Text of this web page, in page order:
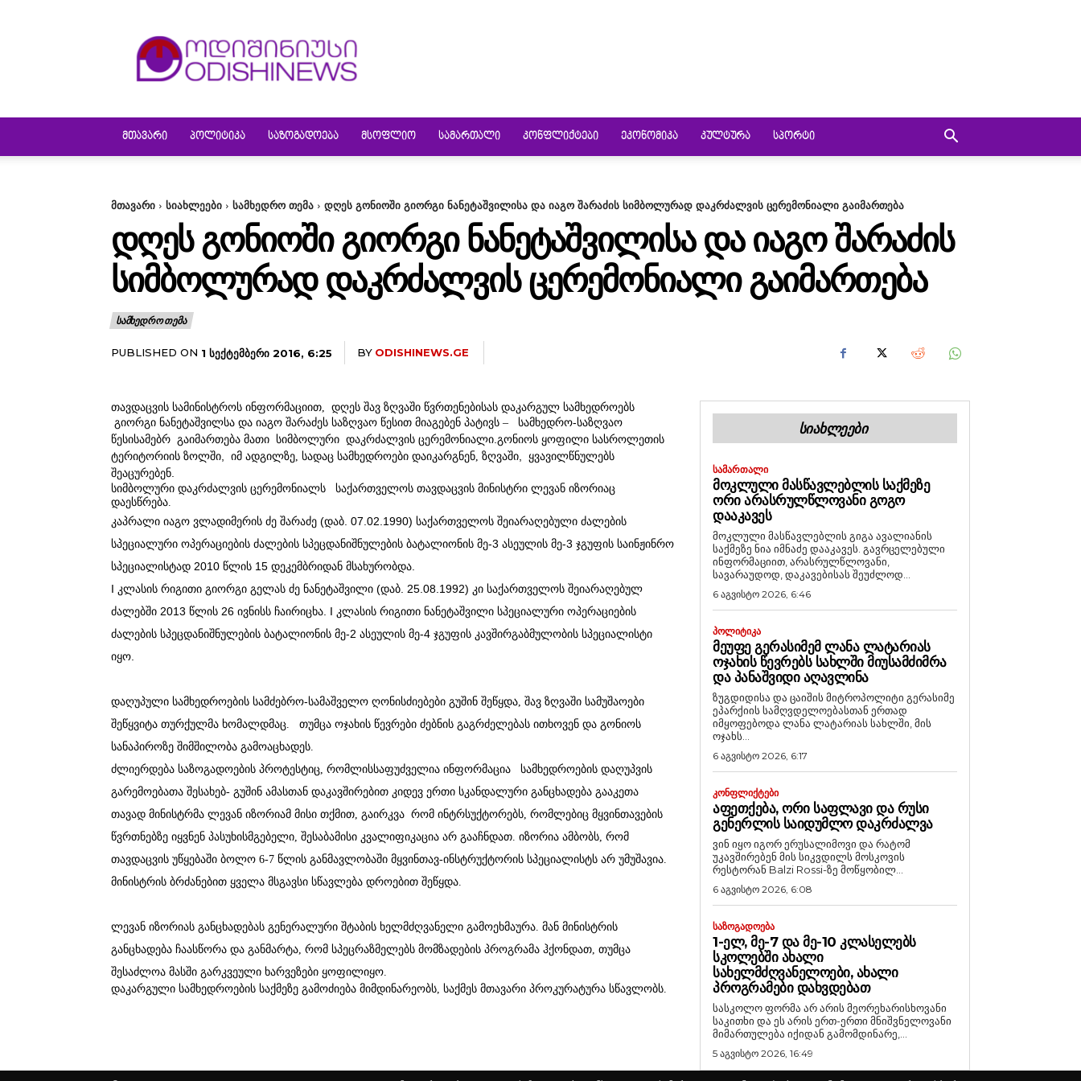
ᲛᲗᲐᲕᲐᲠᲘ ᲞᲝᲚᲘᲢᲘᲙᲐ ᲡᲐᲖᲝᲒᲐᲓᲝᲔᲑᲐ ᲛᲡᲝᲤᲚᲘᲝ ᲡᲐᲛᲐᲠᲗᲐᲚᲘ ᲙᲝᲜᲤᲚᲘᲥᲢᲔᲑᲘ ᲔᲙᲝᲜᲝᲛᲘᲙᲐ ᲙᲣᲚᲢᲣᲠᲐ ᲡᲞᲝᲠᲢᲘ
მთავარი სიახლეები სამხედრო თემა დღეს გონიოში გიორგი ნანეტაშვილისა და იაგო შარაძის სიმბოლურად დაკრძალვის ცერემონიალი გაიმართება
ᲓᲦᲔᲡ ᲒᲝᲜᲘᲝᲨᲘ ᲒᲘᲝᲠᲒᲘ ᲜᲐᲜᲔᲢᲐᲨᲕᲘᲚᲘᲡᲐ ᲓᲐ ᲘᲐᲒᲝ ᲨᲐᲠᲐᲫᲘᲡ
ᲡᲘᲛᲑᲝᲚᲣᲠᲐᲓ ᲓᲐᲙᲠᲫᲐᲚᲕᲘᲡ ᲪᲔᲠᲔᲛᲝᲜᲘᲐᲚᲘ ᲒᲐᲘᲛᲐᲠᲗᲔᲑᲐ
ᲡᲐᲛᲮᲔᲓᲠᲝ ᲗᲔᲛᲐ
PUBLISHED ON 1 ᲡᲔᲥᲢᲔᲛᲑᲔᲠᲘ 2016, 6:25 BY ODISHINEWS.GE
თავდაცვის სამინისტროს ინფორმაციით, დღეს შავ ზღვაში წვრთენებისას დაკარგულ სამხედროებს
გიორგი ნანეტაშვილსა და იაგო შარაძეს საზღვაო წესით მიაგებენ პატივს –
სამხედრო-საზღვაო
წესისამებრ გაიმართება მათი სიმბოლური დაკრძალვის ცერემონიალი გონიოს ყოფილი სასროლეთის
ტერიტორიის ზოლში,
იმ ადგილზე, სადაც სამხედროები დაიკარგნენ, ზღვაში
ყვავილწნულებს
შეაცურებენ.
სიმბოლური დაკრძალვის ცერემონიალს საქართველოს თავდაცვის მინისტრი ლევან იზორიაც
დაესწრება.
კაპრალი იაგო ვლადიმერის ძე შარაძე (დაბ. 07.02.1990) საქართველოს შეიარაღებული ძალების
სპეციალური ოპერაციების ძალების სპეცდანიშნულების ბატალიონის მე-3 ასეულის მე-3 ჯგუფის საინჟინრო
სპეციალისტად 2010 წლის 15 დეკემბრიდან მსახურობდა.
I კლასის რიგითი გიორგი გელას ძე ნანეტაშვილი (დაბ. 25.08.1992) კი საქართველოს შეიარაღებულ
ძალებში 2013 წლის 26 ივნისს ჩაირიცხა. I კლასის რიგითი ნანეტაშვილი სპეციალური ოპერაციების
ძალების სპეცდანიშნულების ბატალიონის მე-2 ასეულის მე-4 ჯგუფის კავშირგაბმულობის სპეციალისტი
იყო.
დაღუპული სამხედროების სამძებრო-სამაშველო ღონისძიებები გუშინ შეწყდა, შავ ზღვაში სამუშაოები
შეწყვიტა თურქულმა ხომალდმაც.
თუმცა ოჯახის წევრები ძებნის გაგრძელებას ითხოვენ და გონიოს
სანაპიროზე შიმშილობა გამოაცხადეს.
ძლიერდება საზოგადოების პროტესტიც, რომლისსაფუძველია ინფორმაცია სამხედროების დაღუპვის
გარემოებათა შესახებ- გუშინ ამასთან დაკავშირებით კიდევ ერთი სკანდალური განცხადება გააკეთა
თავად მინისტრმა ლევან იზორიამ მისი თქმით, გაირკვა რომ ინტრსუქტორებს, რომლებიც მყვინთავების
წვრთნებზე იყვნენ პასუხისმგებელი, შესაბამისი კვალიფიკაცია არ გააჩნდათ. იზორია ამბობს, რომ
თავდაცვის უწყებაში ბოლო 6-7 წლის განმავლობაში მყვინთავ-ინსტრუქტორის სპეციალისტს არ უმუშავია.
მინისტრის ბრძანებით ყველა მსგავსი სწავლება დროებით შეწყდა.
ლევან იზორიას განცხადებას გენერალური შტაბის ხელმძღვანელი გამოეხმაურა. მან მინისტრის
განცხადება ჩაასწორა და განმარტა, რომ სპეცრაზმელებს მომზადების პროგრამა ჰქონდათ, თუმცა
შესაძლოა მასში გარკვეული ხარვეზები ყოფილიყო.
დაკარგული სამხედროების საქმეზე გამოძიება მიმდინარეობს, საქმეს მთავარი პროკურატურა სწავლობს.
ᲡᲘᲐᲮᲚᲔᲔᲑᲘ
ᲡᲐᲛᲐᲠᲗᲐᲚᲘ
ᲛᲝᲙᲚᲣᲚᲘ ᲛᲐᲡᲬᲐᲕᲚᲔᲑᲚᲘᲡ ᲡᲐᲥᲛᲔᲖᲔ
ᲝᲠᲘ ᲐᲠᲐᲡᲠᲣᲚᲬᲚᲝᲕᲐᲜᲘ ᲒᲝᲒᲝ
ᲓᲐᲐᲙᲐᲕᲔᲡ
მოკლული მასწავლებლის გიგა ავალიანის
საქმეზე ნია იმნაძე დააკავეს. გავრცელებული
ინფორმაციით, არასრულწლოვანი,
სავარაუდოდ, დაკავებისას შეუძლოდ...
6 აგვისტო 2026, 6:46
ᲞᲝᲚᲘᲢᲘᲙᲐ
ᲛᲔᲣᲤᲔ ᲒᲔᲠᲐᲡᲘᲛᲔᲛ ᲚᲐᲜᲐ ᲚᲐᲢᲐᲠᲘᲐᲡ
ᲝᲯᲐᲮᲘᲡ ᲬᲔᲕᲠᲔᲑᲡ ᲡᲐᲮᲚᲨᲘ ᲛᲘᲣᲡᲐᲛᲫᲘᲛᲠᲐ
ᲓᲐ ᲞᲐᲜᲐᲨᲕᲘᲓᲘ ᲐᲦᲐᲕᲚᲘᲜᲐ
ზუგდიდისა და ცაიშის მიტროპოლიტი გერასიმე
ეპარქიის სამღვდელოებასთან ერთად
იმყოფებოდა ლანა ლატარიას სახლში, მის
ოჯახს...
6 აგვისტო 2026, 6:17
ᲙᲝᲜᲤᲚᲘᲥᲢᲔᲑᲘ
ᲐᲤᲔᲗᲥᲔᲑᲐ, ᲝᲠᲘ ᲡᲐᲤᲚᲐᲕᲘ ᲓᲐ ᲠᲣᲡᲘ
ᲒᲔᲜᲔᲠᲚᲘᲡ ᲡᲐᲘᲓᲣᲛᲚᲝ ᲓᲐᲙᲠᲫᲐᲚᲕᲐ
ვინ იყო იგორ ერუსალიმოვი და რატომ
უკავშირებენ მის სიკვდილს მოსკოვის
რესტორან Balzi Rossi-ზე მოწყობილ...
6 აგვისტო 2026, 6:08
ᲡᲐᲖᲝᲒᲐᲓᲝᲔᲑᲐ
1-ᲔᲚ, ᲛᲔ-7 ᲓᲐ ᲛᲔ-10 ᲙᲚᲐᲡᲔᲚᲔᲑᲡ
ᲡᲙᲝᲚᲔᲑᲨᲘ ᲐᲮᲐᲚᲘ
ᲡᲐᲮᲔᲚᲛᲫᲦᲕᲐᲜᲔᲚᲝᲔᲑᲘ, ᲐᲮᲐᲚᲘ
ᲞᲠᲝᲒᲠᲐᲛᲔᲑᲘ ᲓᲐᲮᲕᲓᲔᲑᲐᲗ
სასკოლო ფორმა არ არის მეორეხარისხოვანი
საკითხი და ეს არის ერთ-ერთი მნიშვნელოვანი
მიმართულება იქიდან გამომდინარე,...
5 აგვისტო 2026, 16:49